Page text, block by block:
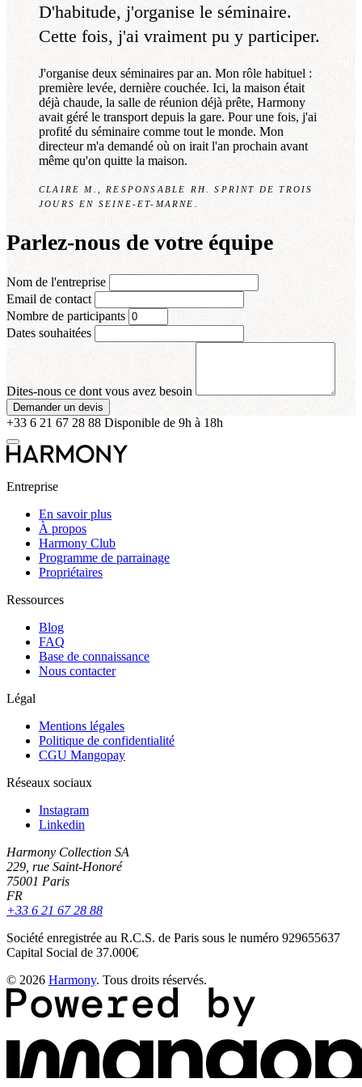
D'habitude, j'organise le séminaire.
Cette fois, j'ai vraiment pu y participer.
J'organise deux séminaires par an. Mon rôle habituel :
première levée, dernière couchée. Ici, la maison était
déjà chaude, la salle de réunion déjà prête, Harmony
avait géré le transport depuis la gare. Pour une fois, j'ai
profité du séminaire comme tout le monde. Mon
directeur m'a demandé où on irait l'an prochain avant
même qu'on quitte la maison.
CLAIRE M., RESPONSABLE RH. SPRINT DE TROIS
JOURS EN SEINE-ET-MARNE.
Parlez-nous de votre équipe
Nom de l'entreprise
Email de contact
Nombre de participants
Dates souhaitées
Dites-nous ce dont vous avez besoin
Demander un devis
+33 6 21 67 28 88 Disponible de 9h à 18h
Entreprise
En savoir plus
À propos
Harmony Club
Programme de parrainage
Propriétaires
Ressources
Blog
FAQ
Base de connaissance
Nous contacter
Légal
Mentions légales
Politique de confidentialité
CGU Mangopay
Réseaux sociaux
Instagram
Linkedin
Harmony Collection SA
229, rue Saint-Honoré
75001 Paris
FR
+33 6 21 67 28 88
Société enregistrée au R.C.S. de Paris sous le numéro 929655637
Capital Social de 37.000€
© 2026 Harmony. Tous droits réservés.